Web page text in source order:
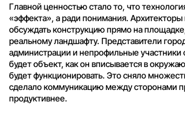
Главной ценностью стало то, что
«эффекта», а ради понимания.
обсуждать конструкцию прямо на
реальному ландшафту. Представители
администрации и непрофильные участники
будет объект, как он вписывается в
будет функционировать. Это сняло
сделало коммуникацию между сторонами
продуктивнее.